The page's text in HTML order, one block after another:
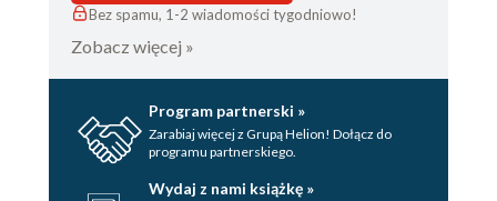
Bez spamu, 1-2 wiadomości tygodniowo!
Zobacz więcej »
Program partnerski »
Zarabiaj więcej z Grupą Helion! Dołącz do
programu partnerskiego.
Wydaj z nami książkę »